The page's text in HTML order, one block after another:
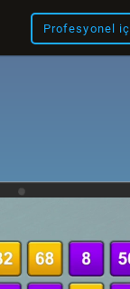
Profesyonel